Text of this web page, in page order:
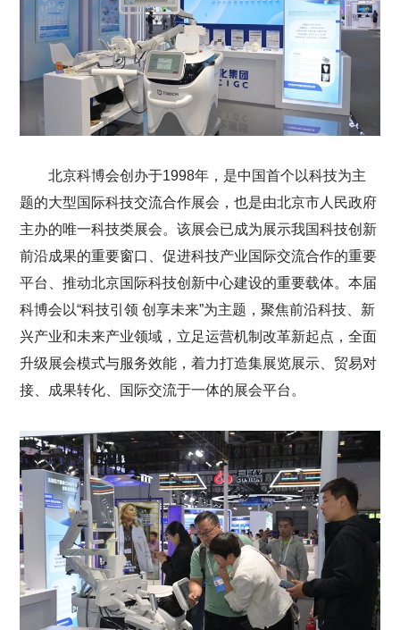
北京科博会创办于1998年，是中国首个以科技为主
题的大型国际科技交流合作展会，也是由北京市人民政府
主办的唯一科技类展会。该展会已成为展示我国科技创新
前沿成果的重要窗口、促进科技产业国际交流合作的重要
平台、推动北京国际科技创新中心建设的重要载体。本届
科博会以“科技引领 创享未来”为主题，聚焦前沿科技、新
兴产业和未来产业领域，立足运营机制改革新起点，全面
升级展会模式与服务效能，着力打造集展览展示、贸易对
接、成果转化、国际交流于一体的展会平台。